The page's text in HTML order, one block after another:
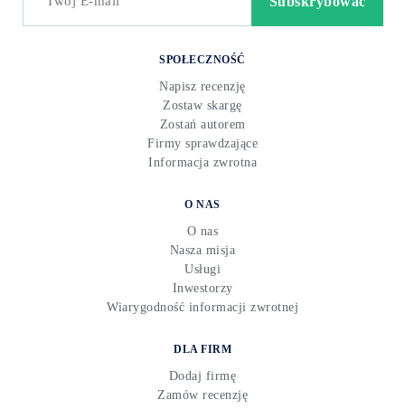
SPOŁECZNOŚĆ
Napisz recenzję
Zostaw skargę
Zostań autorem
Firmy sprawdzające
Informacja zwrotna
O NAS
O nas
Nasza misja
Usługi
Inwestorzy
Wiarygodność informacji zwrotnej
DLA FIRM
Dodaj firmę
Zamów recenzję